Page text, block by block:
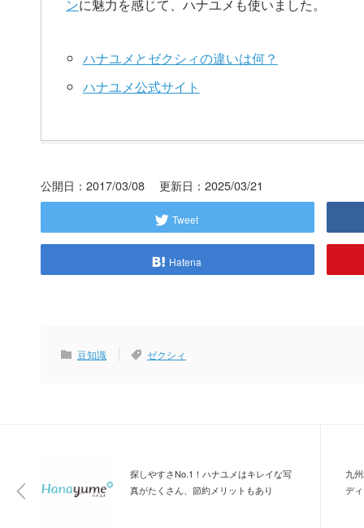
ンに魅力を感じて、ハナユメも使いました。
ハナユメとゼクシィの違いは何？
ハナユメ公式サイト
公開日：2017/03/08 更新日：2025/03/21
Tweet
Hatena
豆知識 ゼクシィ
探しやすさNo.1！ハナユメはキレイな写
真がたくさん、節約メリットもあり
九
デ